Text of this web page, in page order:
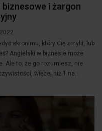
biznesowe i żargon
akronimu, który Cię zmylił, lub
Angielski w biznesie może
Ale to, że go rozumiesz, nie
więcej niż 1 na...